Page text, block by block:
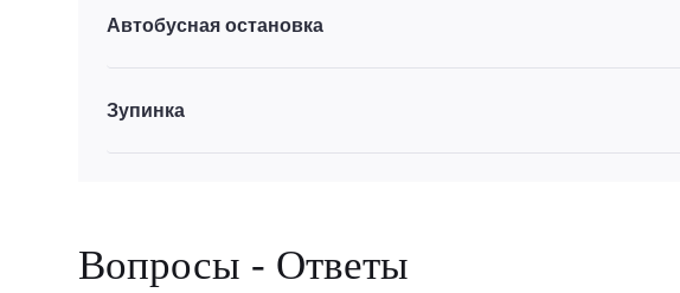
Автобусная остановка
Зупинка
Вопросы - Ответы